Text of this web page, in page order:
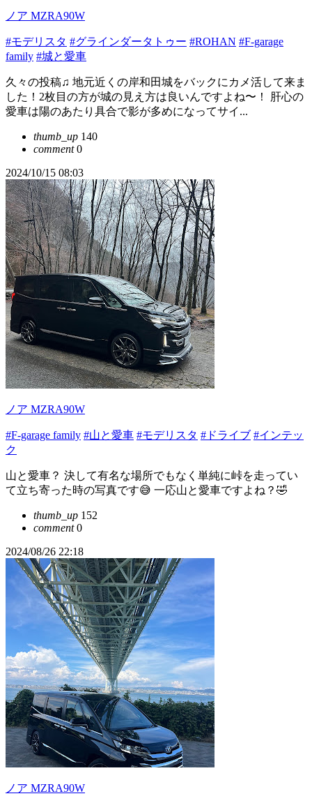
ノア MZRA90W
#モデリスタ #グラインダータトゥー #ROHAN #F-garage
family #城と愛車
久々の投稿♫ 地元近くの岸和田城をバックにカメ活して来ま
した！2枚目の方が城の見え方は良いんですよね〜！ 肝心の
愛車は陽のあたり具合で影が多めになってサイ...
thumb_up 140
comment0
2024/10/15 08:03
ノア MZRA90W
#F-garage family #山と愛車 #モデリスタ #ドライブ #インテッ
ク
山と愛車？ 決して有名な場所でもなく単純に峠を走ってい
て立ち寄った時の写真です😅 一応山と愛車ですよね？🤣
thumb_up 152
comment0
2024/08/26 22:18
ノア MZRA90W